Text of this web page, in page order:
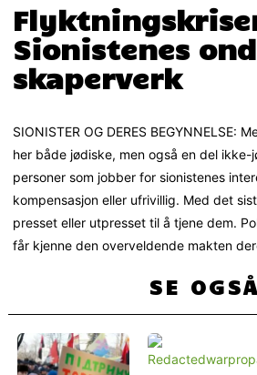
Sionistenes
skaperverk
SIONISTER OG DERES BEGYNNELSE:
her både jødiske, men også en del ikke-
personer som jobber for sionistenes
kompensasjon eller ufrivillig. Med det
presset eller utpresset til å tjene dem.
får kjenne den overveldende makten
SE OGSÅ